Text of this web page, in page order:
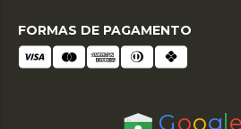
FORMAS DE PAGAMENTO